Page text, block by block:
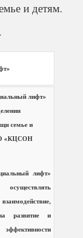
и детям.
лифт»
семье и
«КЦСОН
лифт»
развитие и